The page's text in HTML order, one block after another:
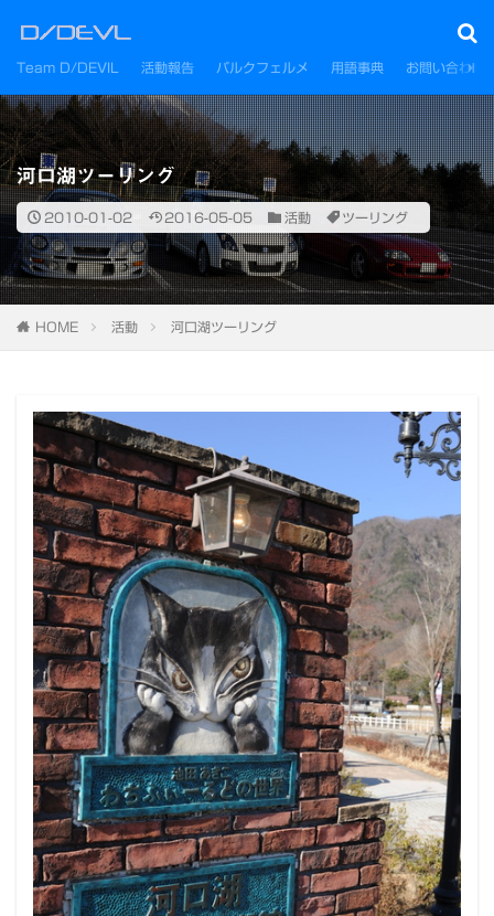
Team D/DEVIL 活動報告 パルクフェルメ 用語事典 お問い合わせ
河口湖ツーリング
2010-01-02 2016-05-05 活動 ツーリング
HOME 活動 河口湖ツーリング